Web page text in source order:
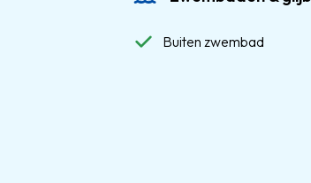
Buiten zwembad